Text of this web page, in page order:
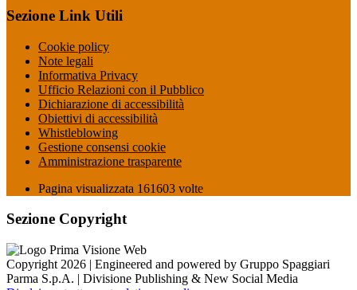
Sezione Link Utili
Cookie policy
Note legali
Informativa Privacy
Ufficio Relazioni con il Pubblico
Dichiarazione di accessibilità
Obiettivi di accessibilità
Whistleblowing
Gestione consensi cookie
Amministrazione trasparente
Pagina visualizzata 161603 volte
Sezione Copyright
Copyright 2026 | Engineered and powered by Gruppo Spaggiari
Parma S.p.A. | Divisione Publishing & New Social Media